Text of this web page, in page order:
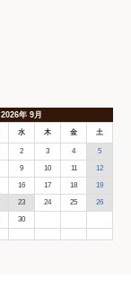
2026年9月
水 木 金 土
2 3 4 5
9 10 11 12
16 17 18 19
23 24 25 26
30